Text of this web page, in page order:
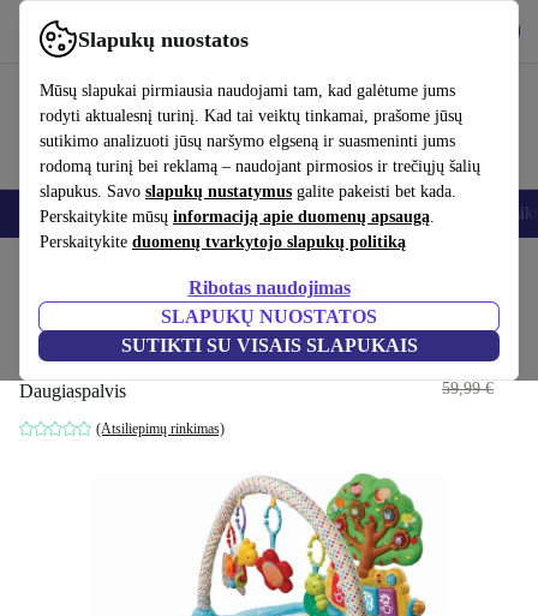
Slapukų nuostatos
Mūsų slapukai pirmiausia naudojami tam, kad galėtume jums
rodyti aktualesnį turinį. Kad tai veiktų tinkamai, prašome jūsų
sutikimo analizuoti jūsų naršymo elgseną ir suasmeninti jums
rodomą turinį bei reklamą – naudojant pirmosios ir trečiųjų šalių
slapukus. Savo slapukų nustatymus galite pakeisti bet kada.
Perskaitykite mūsų informaciją apie duomenų apsaugą.
Perskaitykite duomenų tvarkytojo slapukų politiką
Ribotas naudojimas
SLAPUKŲ NUOSTATOS
SUTIKTI SU VISAIS SLAPUKAIS
Naudok refurbed greitai ir paprastai
Išmanieji telefonai Nešiojamieji kompiuteriai Planšetės Išmanieji
VTech kūdikis muzika žaidimų
kilimėlis
Daugiaspalvis
(Atsiliepimų rinkimas)
43,80 €
59,99 €